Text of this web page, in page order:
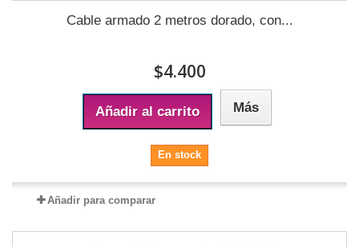
Cable armado 2 metros dorado, con...
$4.400
Añadir al carrito Más
En stock
Añadir para comparar